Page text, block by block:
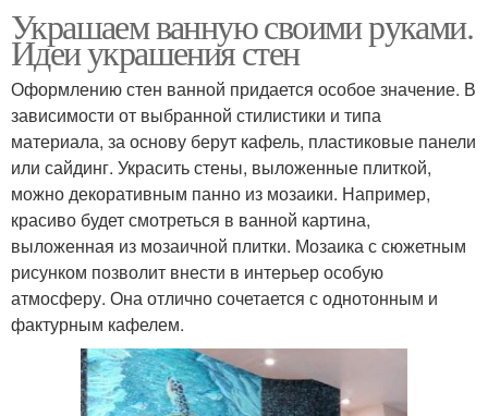
Украшаем ванную своими руками.
Идеи украшения стен
Оформлению стен ванной придается особое значение. В
зависимости от выбранной стилистики и типа
материала, за основу берут кафель, пластиковые панели
или сайдинг. Украсить стены, выложенные плиткой,
можно декоративным панно из мозаики. Например,
красиво будет смотреться в ванной картина,
выложенная из мозаичной плитки. Мозаика с сюжетным
рисунком позволит внести в интерьер особую
атмосферу. Она отлично сочетается с однотонным и
фактурным кафелем.